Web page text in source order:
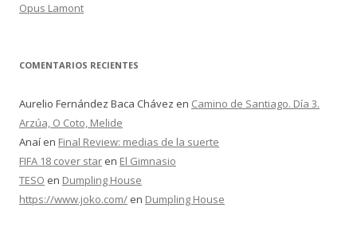
Opus Lamont
COMENTARIOS RECIENTES
Aurelio Fernández Baca Chávez en Camino de Santiago. Día 3.
Arzúa, O Coto, Melide
Anaí en Final Review: medias de la suerte
FIFA 18 cover star en El Gimnasio
TESO en Dumpling House
https://www.joko.com/ en Dumpling House